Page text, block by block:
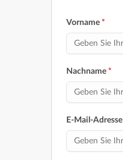
Vorname *
Nachname *
E-Mail-Adresse